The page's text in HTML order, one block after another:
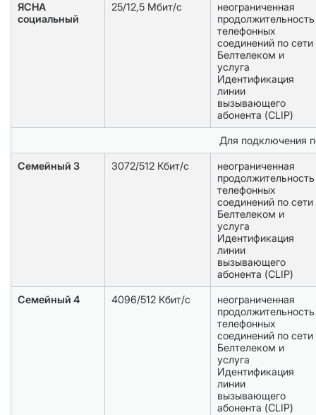
ЯСНА
социальный
25/12,5 Мбит/с
неограниченная
продолжительность
телефонных
соединений по сети
Белтелеком и
услуга
Идентификация
линии
вызывающего
абонента (CLIP)
Для подключения
Семейный 3 3072/512 Кбит/с
неограниченная
продолжительность
телефонных
соединений по сети
Белтелеком и
услуга
Идентификация
линии
вызывающего
абонента (CLIP)
Семейный 4 4096/512 Кбит/с
неограниченная
продолжительность
телефонных
соединений по сети
Белтелеком и
услуга
Идентификация
линии
вызывающего
абонента (CLIP)